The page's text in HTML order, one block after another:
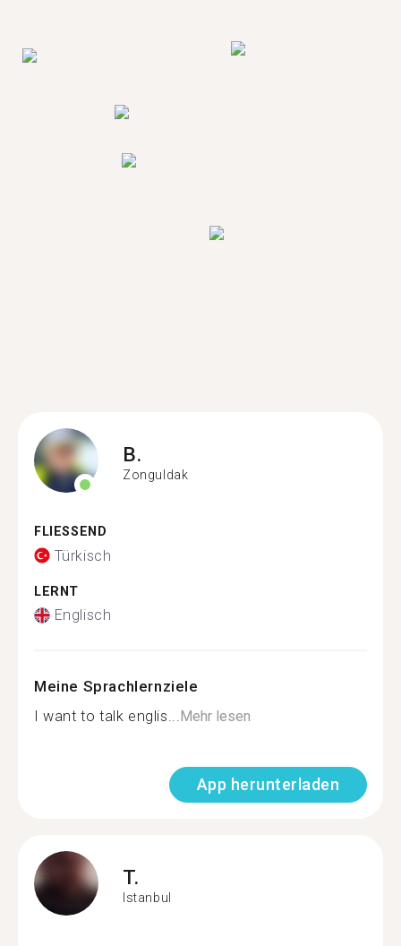
B.
Zonguldak
FLIESSEND
Türkisch
LERNT
Englisch
Meine Sprachlernziele
I want to talk englis...Mehr lesen
App herunterladen
T.
Istanbul